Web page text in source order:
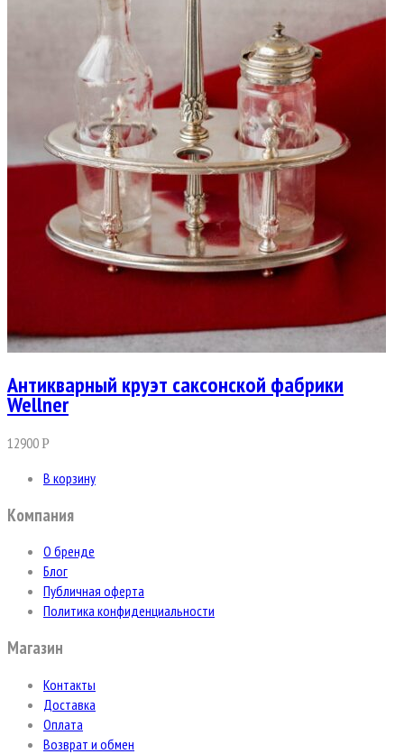
Антикварный круэт саксонской фабрики
Wellner
12900Р
В корзину
Компания
О бренде
Блог
Публичная оферта
Политика конфиденциальности
Магазин
Контакты
Доставка
Оплата
Возврат и обмен